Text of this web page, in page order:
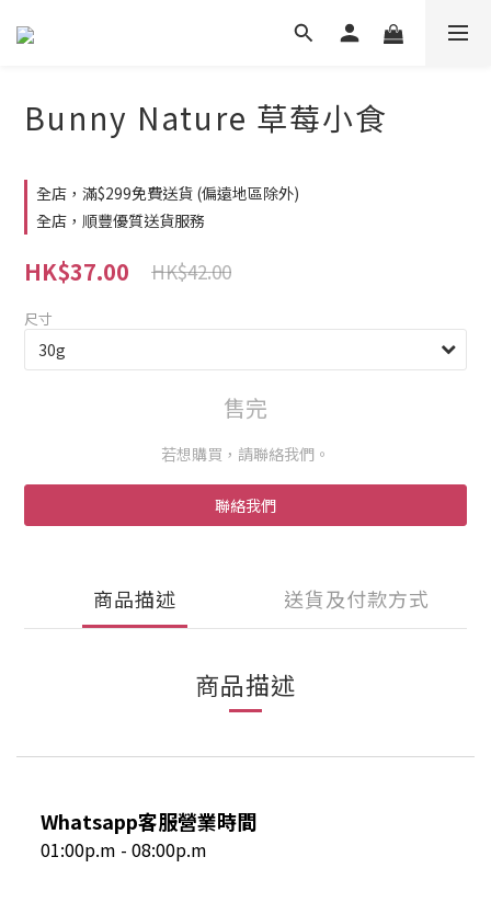
Bunny Nature 草莓小食
全店，滿$299免費送貨 (偏遠地區除外)
全店，順豐優質送貨服務
HK$37.00 HK$42.00
尺寸
售完
若想購買，請聯絡我們。
聯絡我們
商品描述 送貨及付款方式
商品描述
Whatsapp客服營業時間
01:00p.m - 08:00p.m